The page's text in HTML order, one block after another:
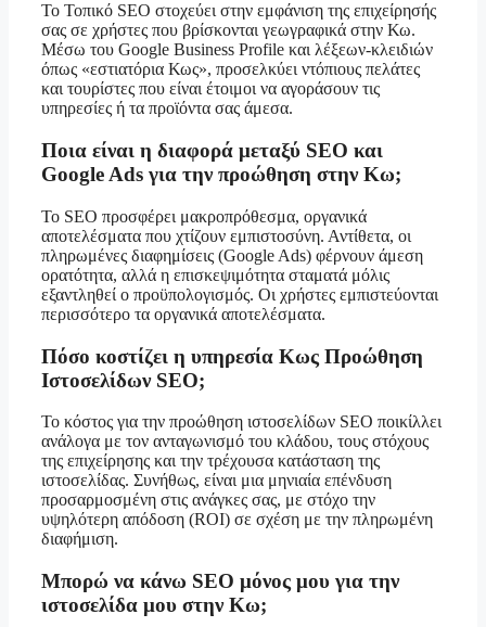
Το Τοπικό SEO στοχεύει στην εμφάνιση της επιχείρησής
σας σε χρήστες που βρίσκονται γεωγραφικά στην Κω.
Μέσω του Google Business Profile και λέξεων-κλειδιών
όπως «εστιατόρια Κως», προσελκύει ντόπιους πελάτες
και τουρίστες που είναι έτοιμοι να αγοράσουν τις
υπηρεσίες ή τα προϊόντα σας άμεσα.
Ποια είναι η διαφορά μεταξύ SEO και
Google Ads για την προώθηση στην Κω;
Το SEO προσφέρει μακροπρόθεσμα, οργανικά
αποτελέσματα που χτίζουν εμπιστοσύνη. Αντίθετα, οι
πληρωμένες διαφημίσεις (Google Ads) φέρνουν άμεση
ορατότητα, αλλά η επισκεψιμότητα σταματά μόλις
εξαντληθεί ο προϋπολογισμός. Οι χρήστες εμπιστεύονται
περισσότερο τα οργανικά αποτελέσματα.
Πόσο κοστίζει η υπηρεσία Κως Προώθηση
Ιστοσελίδων SEO;
Το κόστος για την προώθηση ιστοσελίδων SEO ποικίλλει
ανάλογα με τον ανταγωνισμό του κλάδου, τους στόχους
της επιχείρησης και την τρέχουσα κατάσταση της
ιστοσελίδας. Συνήθως, είναι μια μηνιαία επένδυση
προσαρμοσμένη στις ανάγκες σας, με στόχο την
υψηλότερη απόδοση (ROI) σε σχέση με την πληρωμένη
διαφήμιση.
Μπορώ να κάνω SEO μόνος μου για την
ιστοσελίδα μου στην Κω;